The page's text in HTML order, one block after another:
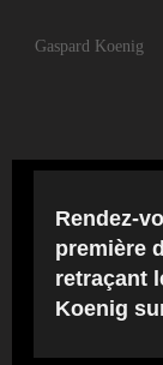
Rendez-
première
retraçant
Koenig